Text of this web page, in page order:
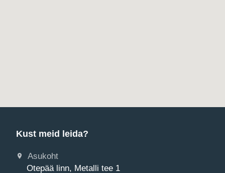
Kust meid leida?
Asukoht
Otepää linn, Metalli tee 1